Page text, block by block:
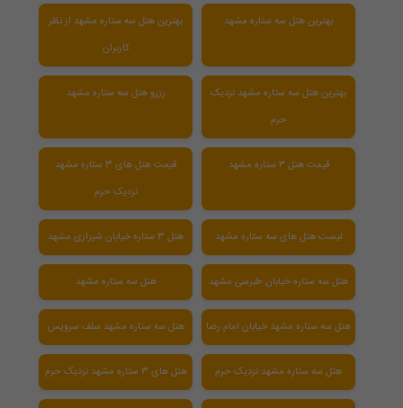
بهترین هتل سه ستاره مشهد
بهترین هتل سه ستاره مشهد از نظر
کاربران
بهترین هتل سه ستاره مشهد نزدیک
حرم
رزرو هتل سه ستاره مشهد
قیمت هتل ۳ ستاره مشهد
قیمت هتل های 3 ستاره مشهد
نزدیک حرم
لیست هتل های سه ستاره مشهد هتل 3 ستاره خیابان شیرازی مشهد
هتل سه ستاره خیابان طبرسی مشهد هتل سه ستاره مشهد
هتل سه ستاره مشهد خیابان امام رضا هتل سه ستاره مشهد سلف سرویس
هتل سه ستاره مشهد نزدیک حرم هتل های 3 ستاره مشهد نزدیک حرم